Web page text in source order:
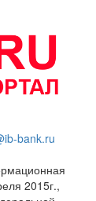
bank.ru
2015г.,